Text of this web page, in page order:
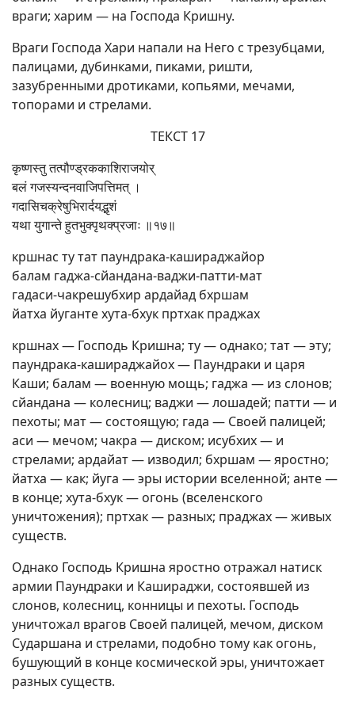
враги; харим — на Господа Кришну.
Враги Господа Хари напали на Него с трезубцами,
палицами, дубинками, пиками, ришти,
зазубренными дротиками, копьями, мечами,
топорами и стрелами.
ТЕКСТ 17
कृष्णस्तु तत्पौण्ड्रककाशिराजयोर्
बलं गजस्यन्दनवाजिपत्तिमत् ।
गदासिचक्रेषुभिरार्दयद्भृशं
यथा युगान्ते हुतभुक्पृथक्प्रजाः ॥१७॥
кршнас ту тaт паундрака-кашираджайор
балам гаджа-сйандана-ваджи-патти-мат
гадаси-чакрешубхир ардайад бхршам
йатха йуганте хута-бхук пртхак праджах
кршнах — Господь Кришна; ту — однако; тат — эту;
паундрака-кашираджайох — Паундраки и царя
Каши; балам — военную мощь; гаджа — из слонов;
сйандана — колесниц; ваджи — лошадей; патти — и
пехоты; мат — состоящую; гада — Своей палицей;
аси — мечом; чакра — диском; исубхих — и
стрелами; ардайат — изводил; бхршам — яростно;
йатха — как; йуга — эры истории вселенной; анте —
в конце; хута-бхук — огонь (вселенского
уничтожения); пртхак — разных; праджах — живых
существ.
Однако Господь Кришна яростно отражал натиск
армии Паундраки и Кашираджи, состоявшей из
слонов, колесниц, конницы и пехоты. Господь
уничтожал врагов Своей палицей, мечом, диском
Сударшана и стрелами, подобно тому как огонь,
бушующий в конце космической эры, уничтожает
разных существ.